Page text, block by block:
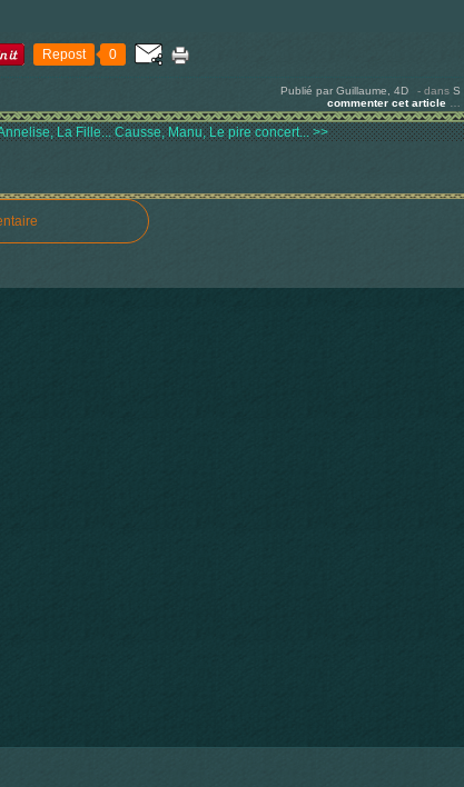
Repost 0
Publié par Guillaume, 4D - dans S
commenter cet article
La Fille... Causse, Manu, Le pire concert... >>